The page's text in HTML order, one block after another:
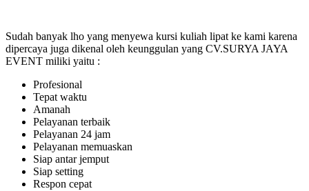
Sudah banyak lho yang menyewa kursi kuliah lipat ke kami karena
dipercaya juga dikenal oleh keunggulan yang CV.SURYA JAYA
EVENT miliki yaitu :
Profesional
Tepat waktu
Amanah
Pelayanan terbaik
Pelayanan 24 jam
Pelayanan memuaskan
Siap antar jemput
Siap setting
Respon cepat